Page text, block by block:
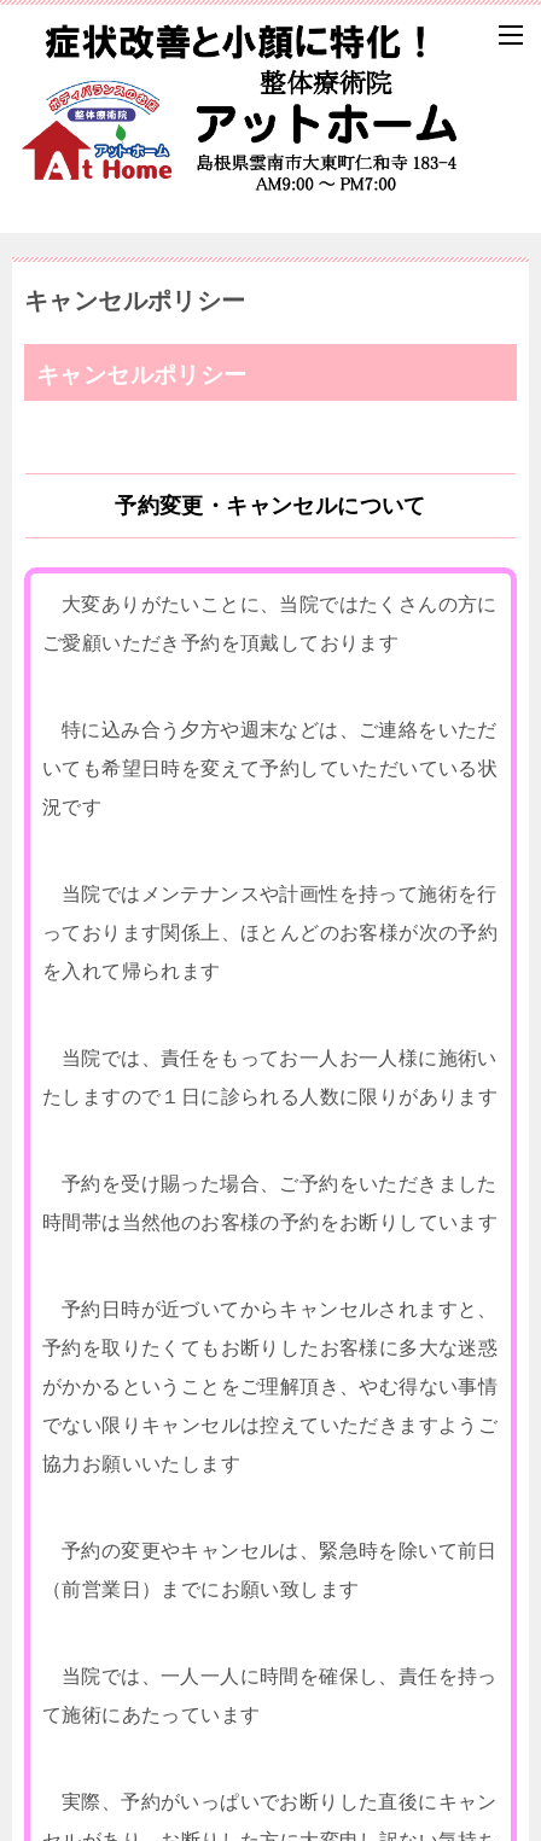
キャンセルポリシー
キャンセルポリシー
予約変更・キャンセルについて
大変ありがたいことに、当院ではたくさんの方に
ご愛顧いただき予約を頂戴しております
特に込み合う夕方や週末などは、ご連絡をいただ
いても希望日時を変えて予約していただいている状
況です
当院ではメンテナンスや計画性を持って施術を行
っております関係上、ほとんどのお客様が次の予約
を入れて帰られます
当院では、責任をもってお一人お一人様に施術い
たしますので１日に診られる人数に限りがあります
予約を受け賜った場合、ご予約をいただきました
時間帯は当然他のお客様の予約をお断りしています
予約日時が近づいてからキャンセルされますと、
予約を取りたくてもお断りしたお客様に多大な迷惑
がかかるということをご理解頂き、やむ得ない事情
でない限りキャンセルは控えていただきますようご
協力お願いいたします
予約の変更やキャンセルは、緊急時を除いて前日
（前営業日）までにお願い致します
当院では、一人一人に時間を確保し、責任を持っ
て施術にあたっています
実際、予約がいっぱいでお断りした直後にキャン